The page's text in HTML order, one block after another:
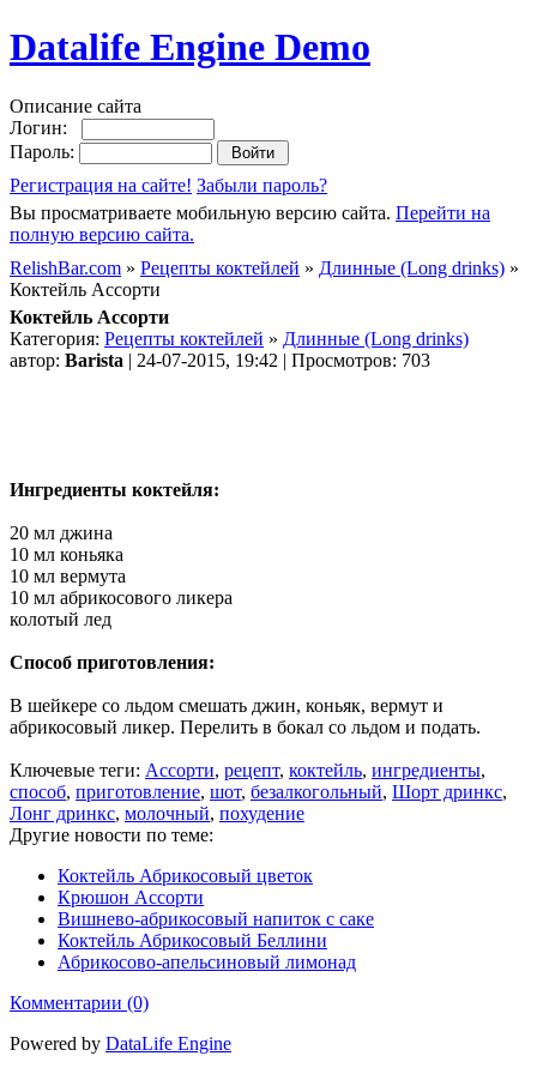
Datalife Engine Demo
Описание сайта
Логин:
Пароль:
Регистрация на сайте! Забыли пароль?
Вы просматриваете мобильную версию сайта. Перейти на
полную версию сайта.
RelishBar.com » Рецепты коктейлей » Длинные (Long drinks) »
Коктейль Ассорти
Коктейль Ассорти
Категория: Рецепты коктейлей » Длинные (Long drinks)
автор: Barista | 24-07-2015, 19:42 | Просмотров: 703
Ингредиенты коктейля:
20 мл джина
10 мл коньяка
10 мл вермута
10 мл абрикосового ликера
колотый лед
Способ приготовления:
В шейкере со льдом смешать джин, коньяк, вермут и
абрикосовый ликер. Перелить в бокал со льдом и подать.
Ключевые теги: Ассорти, рецепт, коктейль, ингредиенты,
способ, приготовление, шот, безалкогольный, Шорт дринкс,
Лонг дринкс, молочный, похудение
Другие новости по теме:
Коктейль Абрикосовый цветок
Крюшон Ассорти
Вишнево-абрикосовый напиток с саке
Коктейль Абрикосовый Беллини
Абрикосово-апельсиновый лимонад
Комментарии (0)
Powered by DataLife Engine